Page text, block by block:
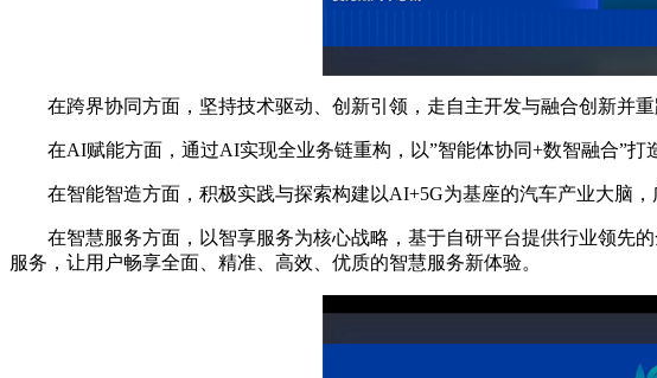
在跨界协同方面，坚持技术驱动、创新引领，走自主开发与融合创新并重
在AI赋能方面，通过AI实现全业务链重构，以”智能体协同+数智融合”打
在智能智造方面，积极实践与探索构建以AI+5G为基座的汽车产业大脑，
在智慧服务方面，以智享服务为核心战略，基于自研平台提供行业领先的
服务，让用户畅享全面、精准、高效、优质的智慧服务新体验。